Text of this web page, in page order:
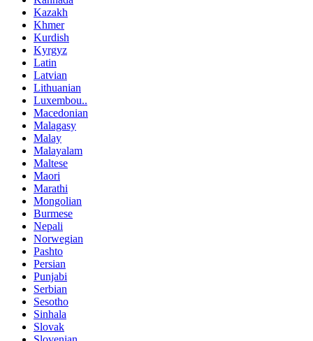
Kazakh
Khmer
Kurdish
Kyrgyz
Latin
Latvian
Lithuanian
Luxembou..
Macedonian
Malagasy
Malay
Malayalam
Maltese
Maori
Marathi
Mongolian
Burmese
Nepali
Norwegian
Pashto
Persian
Punjabi
Serbian
Sesotho
Sinhala
Slovak